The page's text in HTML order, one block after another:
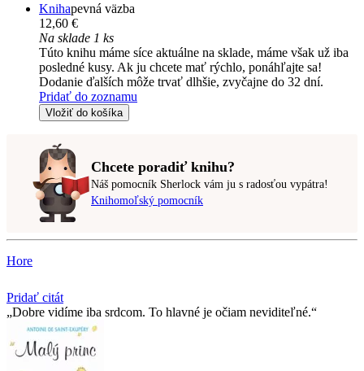
Knihapevná väzba
12,60 €
Na sklade 1 ks
Túto knihu máme síce aktuálne na sklade, máme však už iba
posledné kusy. Ak ju chcete mať rýchlo, ponáhľajte sa!
Dodanie ďalších môže trvať dlhšie, zvyčajne do 32 dní.
Pridať do zoznamu
Vložiť do košíka
Chcete poradiť knihu?
Náš pomocník Sherlock vám ju s radosťou vypátra!
Knihomoľský pomocník
Hore
Pridať citát
Dobre vidíme iba srdcom. To hlavné je očiam neviditeľné.